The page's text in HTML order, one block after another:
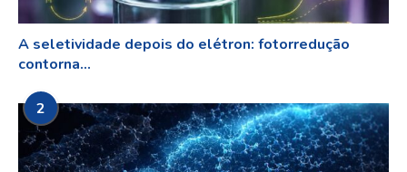
A seletividade depois do elétron: fotorredução
contorna...
2